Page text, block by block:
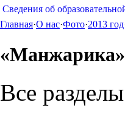
Сведения об
Главная·О нас·Фото·2013 год
«Манжарика»
Все разделы